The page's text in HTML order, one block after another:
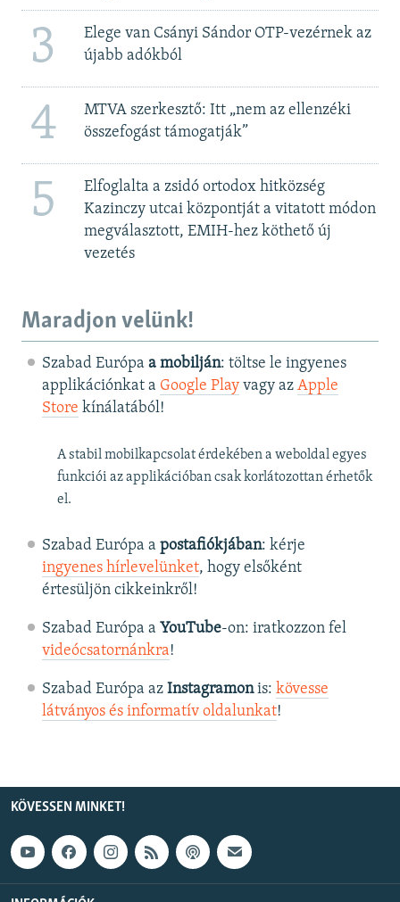
3
Elege van Csányi Sándor OTP-vezérnek az
újabb adókból
4
MTVA szerkesztő: Itt „nem az ellenzéki
összefogást támogatják”
5
Elfoglalta a zsidó ortodox hitközség
Kazinczy utcai központját a vitatott módon
megválasztott, EMIH-hez köthető új
vezetés
Maradjon velünk!
Szabad Európa a mobilján: töltse le ingyenes
applikációnkat a Google Playvagy az Apple
Store kínálatából!
A stabil mobilkapcsolat érdekében a weboldal egyes
funkciói az applikációban csak korlátozottan érhetők
el.
Szabad Európa a postafiókjában: kérje
ingyenes hírlevelünket, hogy elsőként
értesüljön cikkeinkről!
Szabad Európa a YouTube-on: iratkozzon fel
videócsatornánkra!
Szabad Európa az Instagramonis: kövesse
látványos és informatív oldalunkat! ​
KÖVESSEN MINKET!